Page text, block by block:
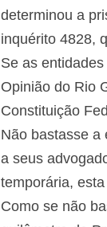
determinou a
inquérito 4828,
Se as
Opinião do Rio
Constituição
Não bastasse a
a seus
temporária,
Como se não